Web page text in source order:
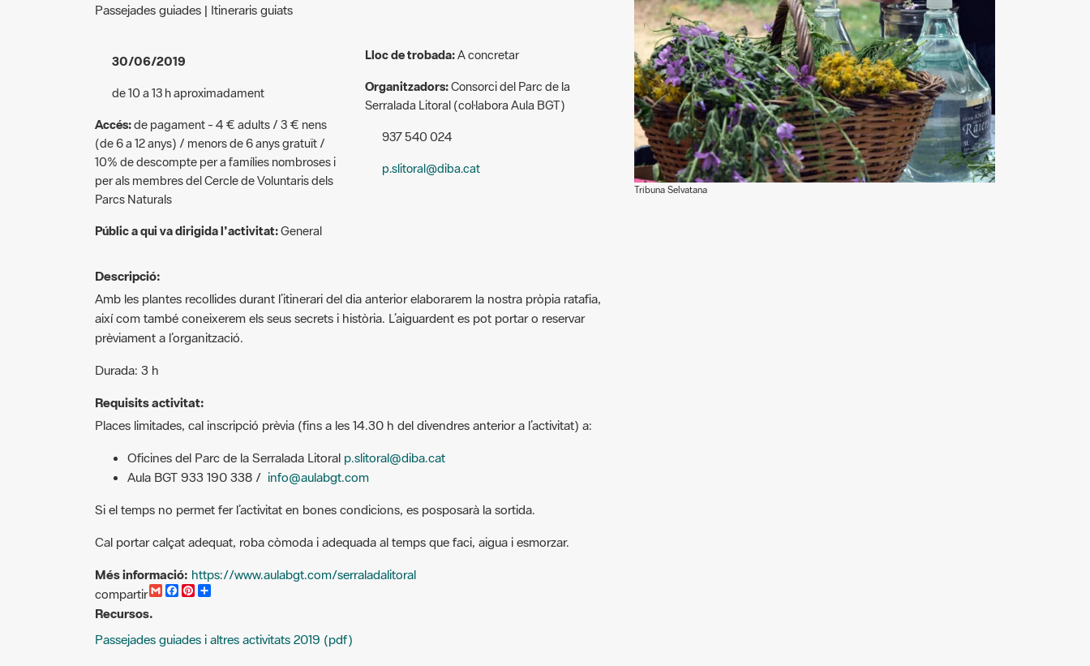
Passejades guiades | Itineraris guiats
30/06/2019
de 10 a 13 h aproximadament
Accés:de pagament - 4 € adults / 3 € nens
(de 6 a 12 anys) / menors de 6 anys gratuït /
10% de descompte per a famílies nombroses i
per als membres del Cercle de Voluntaris dels
Parcs Naturals
Públic a qui va dirigida l'activitat:General
Lloc de trobada:A concretar
Organitzadors:Consorci del Parc de la
Serralada Litoral (col·labora Aula BGT)
937 540 024
p.slitoral@diba.cat
Tribuna Selvatana
Descripció:
Amb les plantes recollides durant l’itinerari del dia anterior elaborarem la nostra pròpia ratafia,
així com també coneixerem els seus secrets i història. L’aiguardent es pot portar o reservar
prèviament a l’organització.
Durada: 3 h
Requisits activitat:
Places limitades, cal inscripció prèvia (fins a les 14.30 h del divendres anterior a l’activitat) a:
Oficines del Parc de la Serralada Litoral p.slitoral@diba.cat
Aula BGT 933 190 338 / info@aulabgt.com
Si el temps no permet fer l’activitat en bones condicions, es posposarà la sortida.
Cal portar calçat adequat, roba còmoda i adequada al temps que faci, aigua i esmorzar.
Més informació: https://www.aulabgt.com/serraladalitoral
compartir
G
l
F
b
P
e a
Recursos.
Passejades guiades i altres activitats 2019 (pdf)